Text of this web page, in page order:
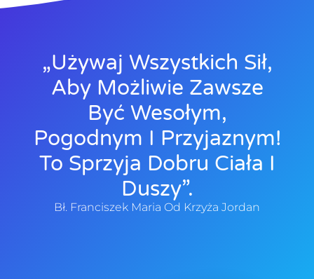
„Używaj Wszystkich Sił,
Aby Możliwie Zawsze
Być Wesołym,
Pogodnym I Przyjaznym!
To Sprzyja Dobru Ciała I
Duszy”.
Bł. Franciszek Maria Od Krzyża Jordan